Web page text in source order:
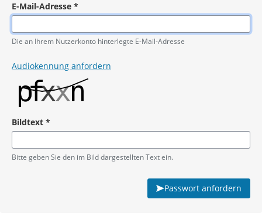
E-Mail-Adresse *
Pflichtangabe
Die an Ihrem Nutzerkonto hinterlegte E-Mail-Adresse
Audiokennung anfordern
Bildtext *
Pflichtangabe
Bitte geben Sie den im Bild dargestellten Text ein.
Passwort anfordern